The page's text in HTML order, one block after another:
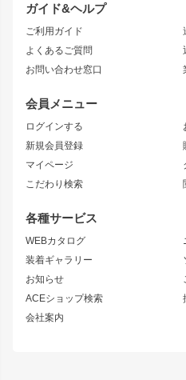
ガイド&ヘルプ
ご利用ガイド
よくあるご質問
お問い合わせ窓口
会員メニュー
ログインする
新規会員登録
マイページ
こだわり検索
各種サービス
WEBカタログ
装着ギャラリー
お知らせ
ACEショップ検索
会社案内
JZX90 CHASER
JZX110 MARK II
JZX100 MARK II
JZX90 MARK II
トレノ
マークX
ニッサン
S15 シルビア
S14 シルビア 後期
S13 シルビア
180SX
シルエイティ
スズキ
エアロシリーズ
ドリフトライン
風神
雷神
リアウイング
ジムニーパーツ
ホイール
MUD-S7
MUD-SR7